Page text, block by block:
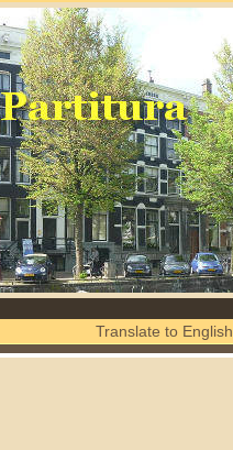
Translate to English